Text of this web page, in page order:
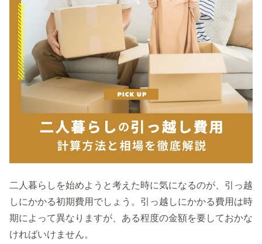
二人暮らしを始めようと考えた時に気になるのが、引っ越
しにかかる初期費用でしょう。引っ越しにかかる費用は時
期によって異なりますが、ある程度の金額を要しておかな
ければいけません。